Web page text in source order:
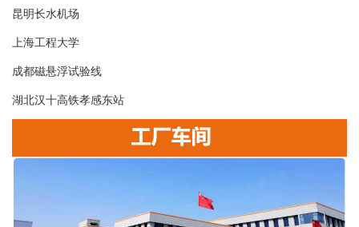
昆明长水机场
上海工程大学
成都磁悬浮试验线
湖北汉十高铁孝感东站